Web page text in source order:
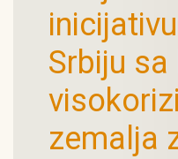
Srbiju
zemalja